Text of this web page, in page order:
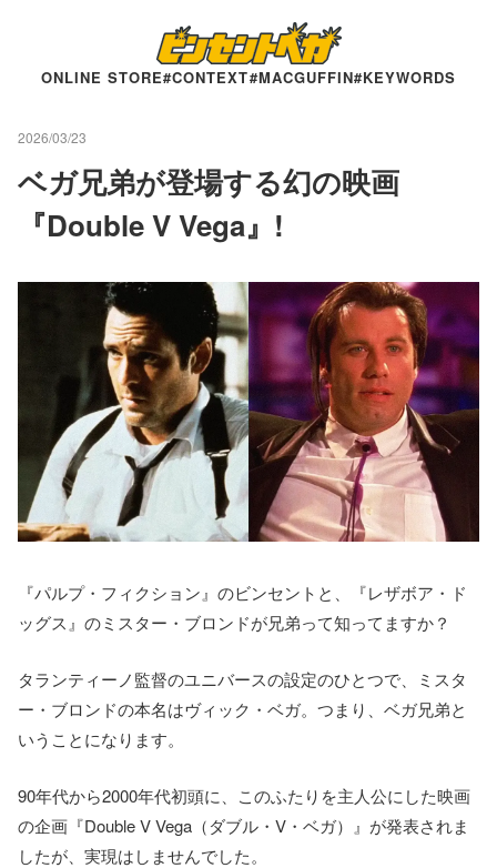
ONLINE STORE#CONTEXT#MACGUFFIN#KEYWORDS
2026/03/23
ベガ兄弟が登場する幻の映画
『Double V Vega』!
『パルプ・フィクション』のビンセントと、『レザボア・ド
ッグス』のミスター・ブロンドが兄弟って知ってますか？
タランティーノ監督のユニバースの設定のひとつで、ミスタ
ー・ブロンドの本名はヴィック・ベガ。つまり、ベガ兄弟と
いうことになります。
90年代から2000年代初頭に、このふたりを主人公にした映画
の企画『Double V Vega（ダブル・V・ベガ）』が発表されま
したが、実現はしませんでした。